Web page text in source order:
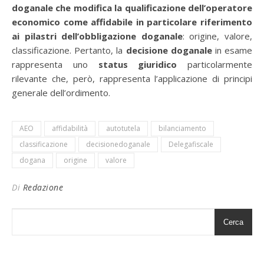
doganale che modifica la qualificazione dell’operatore
economico come affidabile in particolare riferimento
ai pilastri dell’obbligazione doganale: origine, valore,
classificazione. Pertanto, la decisione doganalein esame
rappresenta uno status giuridico particolarmente
rilevante che, però, rappresenta l’applicazione di principi
generale dell’ordimento.
AEO affidabilità autotutela
bilanciamento
classificazione
decisionedoganale
Delegafiscale
dogana
origine valore
Di Redazione
Cerca